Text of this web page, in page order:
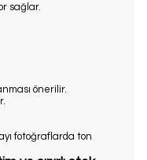
sağlar.
önerilir.
fotoğraflarda ton